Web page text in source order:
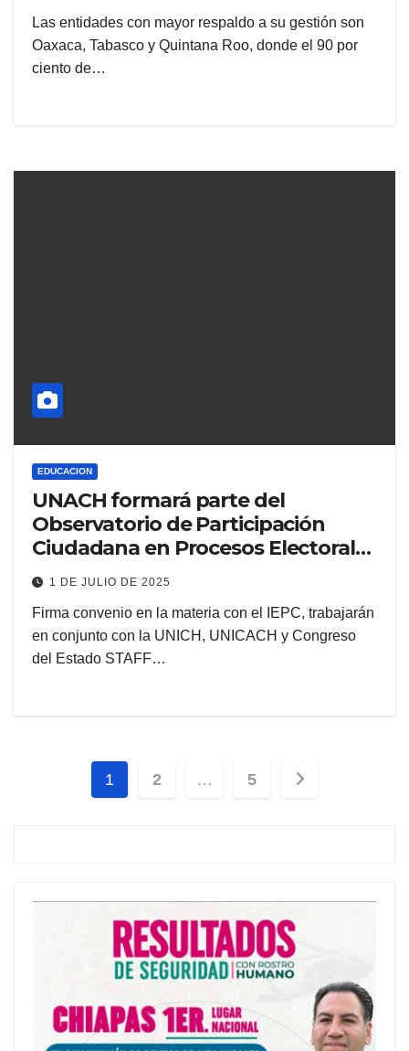
Las entidades con mayor respaldo a su gestión son
Oaxaca, Tabasco y Quintana Roo, donde el 90 por
ciento de…
EDUCACION
UNACH formará parte del
Observatorio de Participación
Ciudadana en Procesos Electorales
Locales
1 DE JULIO DE 2025
Firma convenio en la materia con el IEPC, trabajarán
en conjunto con la UNICH, UNICACH y Congreso
del Estado STAFF…
Paginación
1 2 … 5